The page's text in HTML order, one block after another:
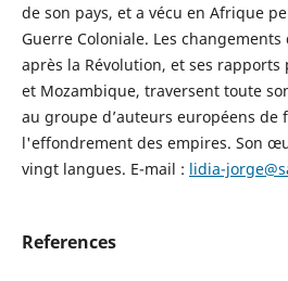
de son pays, et a vécu en Afrique
Guerre Coloniale. Les
après la Révolution, et ses rapports
et Mozambique, traversent toute
au groupe d’auteurs européens
l'effondrement des empires. Son
vingt langues. E-mail : lidia-
References